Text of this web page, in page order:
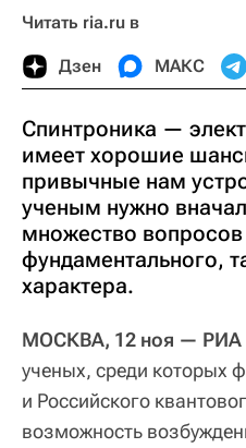
Читать ria.ru в
Дзен МАКС
Спинтроника —
имеет хорошие
привычные нам
ученым нужно
множество вопросов
фундаментального,
характера.
МОСКВА, 12 ноя — РИА
ученых, среди которых
и Российского
возможность